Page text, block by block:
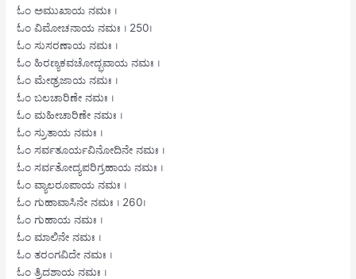
ಓಂ ಅಮುಖಾಯ ನಮಃ ।
ಓಂ ವಿಮೋಚನಾಯ ನಮಃ । 250।
ಓಂ ಸುಸರಣಾಯ ನಮಃ ।
ಓಂ ಹಿರಣ್ಯಕವಚೋದ್ಭವಾಯ ನಮಃ ।
ಓಂ ಮೇಢ್ರಜಾಯ ನಮಃ ।
ಓಂ ಬಲಚಾರಿಣೇ ನಮಃ ।
ಓಂ ಮಹೀಚಾರಿಣೇ ನಮಃ ।
ಓಂ ಸ್ರುತಾಯ ನಮಃ ।
ಓಂ ಸರ್ವತೂರ್ಯವಿನೋದಿನೇ ನಮಃ ।
ಓಂ ಸರ್ವತೋದ್ಯಪರಿಗ್ರಹಾಯ ನಮಃ ।
ಓಂ ವ್ಯಾಲರೂಪಾಯ ನಮಃ ।
ಓಂ ಗುಹಾವಾಸಿನೇ ನಮಃ । 260।
ಓಂ ಗುಹಾಯ ನಮಃ ।
ಓಂ ಮಾಲಿನೇ ನಮಃ ।
ಓಂ ತರಂಗವಿದೇ ನಮಃ ।
ಓಂ ತ್ರಿದಶಾಯ ನಮಃ ।